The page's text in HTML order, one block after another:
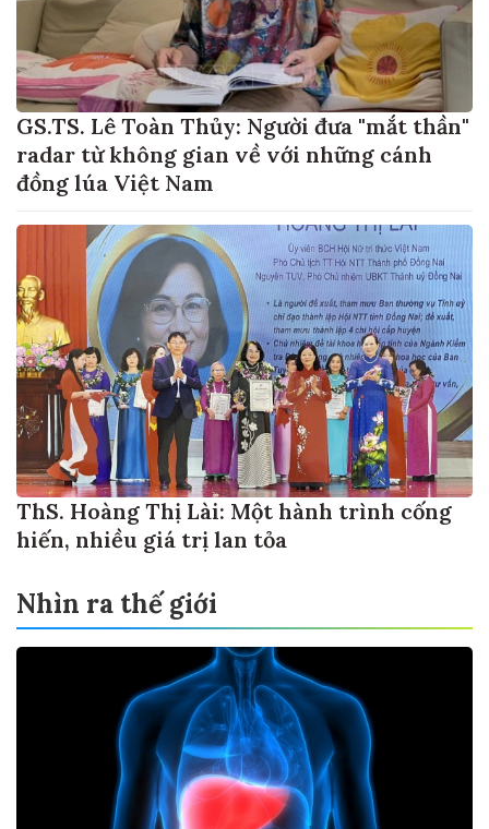
GS.TS. Lê Toàn Thủy: Người đưa "mắt thần"
radar từ không gian về với những cánh
đồng lúa Việt Nam
ThS. Hoàng Thị Lài: Một hành trình cống
hiến, nhiều giá trị lan tỏa
Nhìn ra thế giới